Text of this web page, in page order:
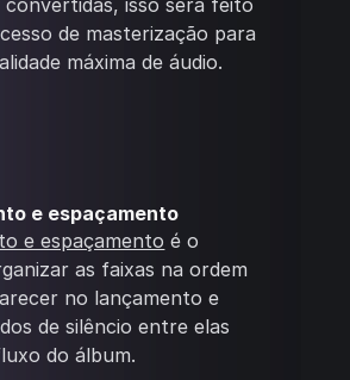
convertidas, isso será feito
de masterização para
máxima de áudio.
e espaçamento
e espaçamento é o
as faixas na ordem
no lançamento e
de silêncio entre elas
do álbum.